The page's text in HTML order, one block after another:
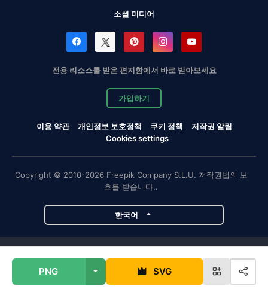
PNG SVG
소셜 미디어
전용 리소스를 받은 편지함에서 바로 받아보세요
가입하기
이용 약관 개인정보 보호정책 쿠키 정책
저작권 알림
Cookies settings
Copyright © 2010-2026 Freepik Company S.L.U. 저작권법의 보
호를 받습니다..
한국어